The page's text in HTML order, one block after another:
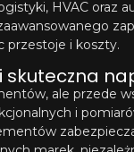
HVAC oraz
przestoje i koszty.
skuteczna
ale przede
i